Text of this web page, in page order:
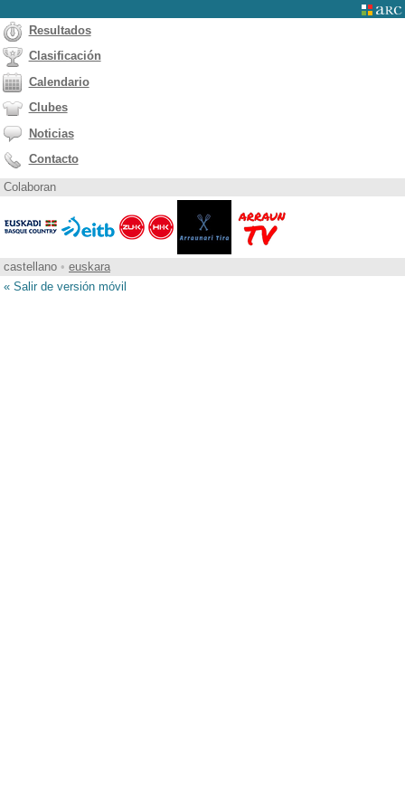
Resultados
Clasificación
Calendario
Clubes
Noticias
Contacto
Colaboran
castellano • euskara
« Salir de versión móvil